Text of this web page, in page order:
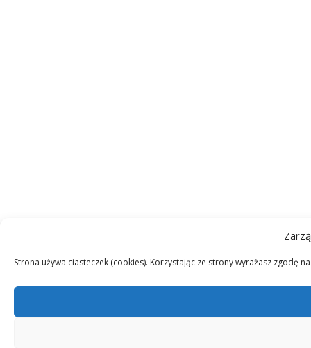
Strona używa ciasteczek (cookies). Korzystając ze strony wyrażasz zgodę